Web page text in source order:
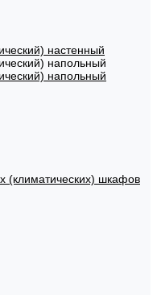
настенный
напольный
напольный
(климатических) шкафов